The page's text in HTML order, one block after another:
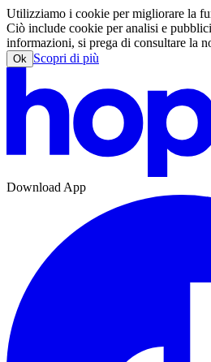
Utilizziamo i cookie per migliorare la
Ciò include cookie per analisi e
informazioni, si prega di consultare la
Ok Scopri di più
Download App